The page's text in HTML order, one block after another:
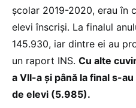
școlar 2019-2020, erau în
elevi înscriși. La finalul
145.930, iar dintre ei au
un raport INS. Cu alte
a VII-a și până la final s-
de elevi (5.985).